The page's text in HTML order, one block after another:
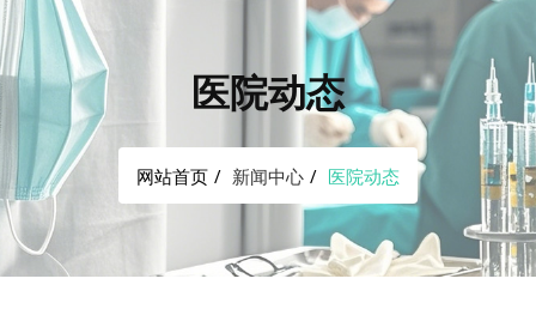
医院动态
网站首页 新闻中心 医院动态